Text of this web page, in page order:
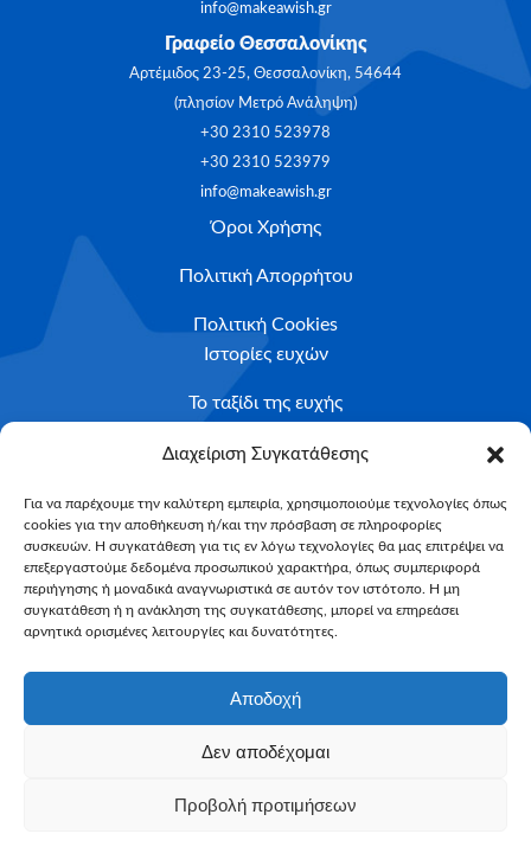
Διαχείριση Συγκατάθεσης
Για να παρέχουμε την καλύτερη εμπειρία, χρησιμοποιούμε τεχνολογίες όπως
cookies για την αποθήκευση ή/και την πρόσβαση σε πληροφορίες
συσκευών. Η συγκατάθεση για τις εν λόγω τεχνολογίες θα μας επιτρέψει να
επεξεργαστούμε δεδομένα προσωπικού χαρακτήρα, όπως συμπεριφορά
περιήγησης ή μοναδικά αναγνωριστικά σε αυτόν τον ιστότοπο. Η μη
συγκατάθεση ή η ανάκληση της συγκατάθεσης, μπορεί να επηρεάσει
αρνητικά ορισμένες λειτουργίες και δυνατότητες.
Αποδοχή
Δεν αποδέχομαι
Προβολή προτιμήσεων
info@makeawish.gr
Γραφείο Θεσσαλονίκης
Αρτέμιδος 23-25, Θεσσαλονίκη, 54644
(πλησίον Μετρό Ανάληψη)
+30 2310 523978
+30 2310 523979
info@makeawish.gr
Όροι Χρήσης
Πολιτική Απορρήτου
Πολιτική Cookies
Ιστορίες ευχών
Το ταξίδι της ευχής
Κριτήρια Καταλληλότητας
Υποβολή Αιτήματος
NEWSLETTER
Email*
All Rights Reserved